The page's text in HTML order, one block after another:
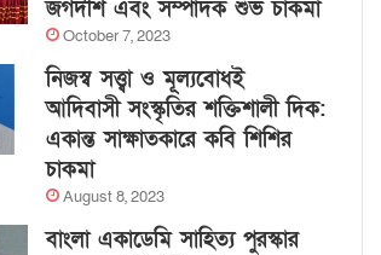
জগদীশ এবং সম্পাদক শুভ চাকমা
October 7, 2023
নিজস্ব সত্ত্বা ও মূল্যবোধই
আদিবাসী সংস্কৃতির শক্তিশালী দিক:
একান্ত সাক্ষাতকারে কবি শিশির
চাকমা
August 8, 2023
বাংলা একাডেমি সাহিত্য পুরস্কার